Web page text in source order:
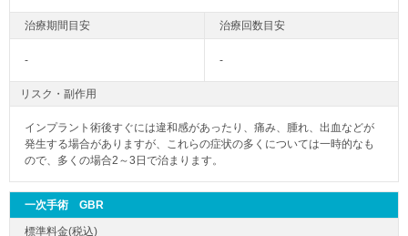
- -
リスク・副作用
インプラント術後すぐには違和感があったり、痛み、腫れ、出血などが
発生する場合がありますが、これらの症状の多くについては一時的なも
ので、多くの場合2～3日で治まります。
一次手術 GBR